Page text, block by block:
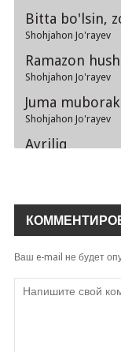
Bitta bo'lsin,
Shohjahon Jo'rayev
Ramazon
Shohjahon Jo'rayev
Juma muborak
Shohjahon Jo'rayev
Ayriliq
Shohjahon
Musofirlar
Ваш e-mail не будет